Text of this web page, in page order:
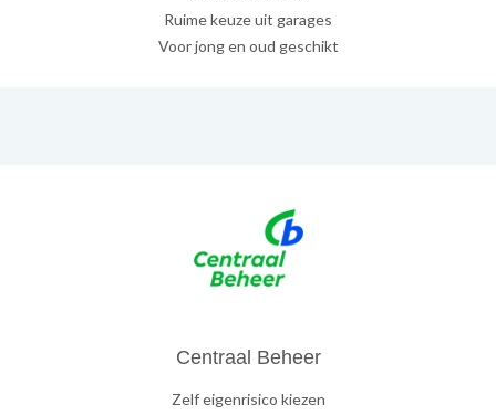
Ruime keuze uit garages
Voor jong en oud geschikt
Centraal Beheer
Zelf eigenrisico kiezen